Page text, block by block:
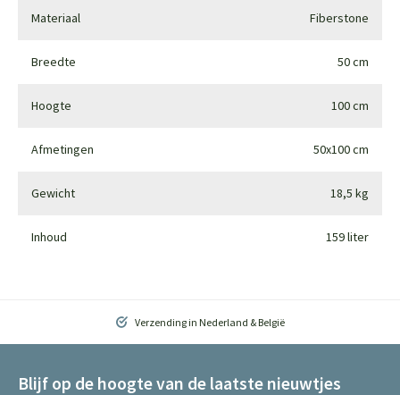
Materiaal Fiberstone
Breedte 50 cm
Hoogte 100 cm
Afmetingen 50x100 cm
Gewicht 18,5 kg
Inhoud 159 liter
Verzending in Nederland & België
Blijf op de hoogte van de laatste nieuwtjes